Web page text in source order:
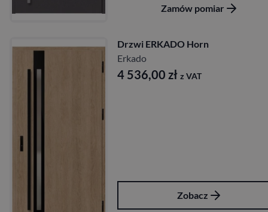
Zamów pomiar
Drzwi ERKADO Horn
Erkado
4 536,00 zł z VAT
Zobacz